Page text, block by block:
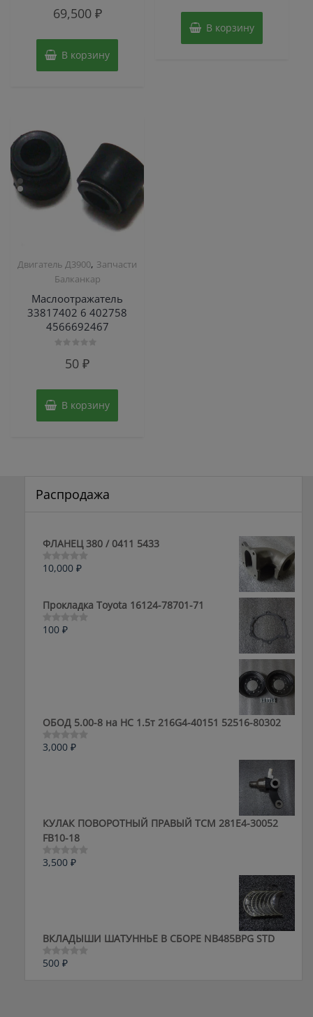
0
69,500 ₽
В корзину
В корзину
Двигатель Д3900, Запчасти
Балканкар
Маслоотражатель
33817402 6 402758
4566692467
50₽
В корзину
Распродажа
ФЛАНЕЦ 380 / 0411 5433
Оценка
5
10,000 ₽
Прокладка Toyota 16124-78701-71
Оценка
100 ₽
ОБОД 5.00-8 на HC 1.5т 216G4-40151 52516-80302
Оценка
3,000 ₽
КУЛАК ПОВОРОТНЫЙ ПРАВЫЙ ТСМ 281E4-30052
FB10-18
Оценка
3,500 ₽
ВКЛАДЫШИ ШАТУННЬЕ В СБОРЕ NB485BPG STD
Оценка
500 ₽